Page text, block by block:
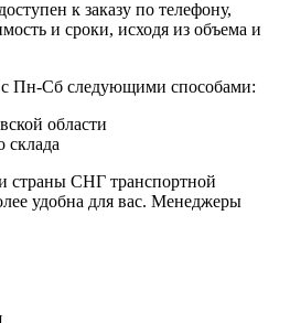
к заказу по телефону,
и сроки, исходя из объема и
с Пн-Сб следующими способами:
области
склада
СНГ транспортной
удобна для вас. Менеджеры